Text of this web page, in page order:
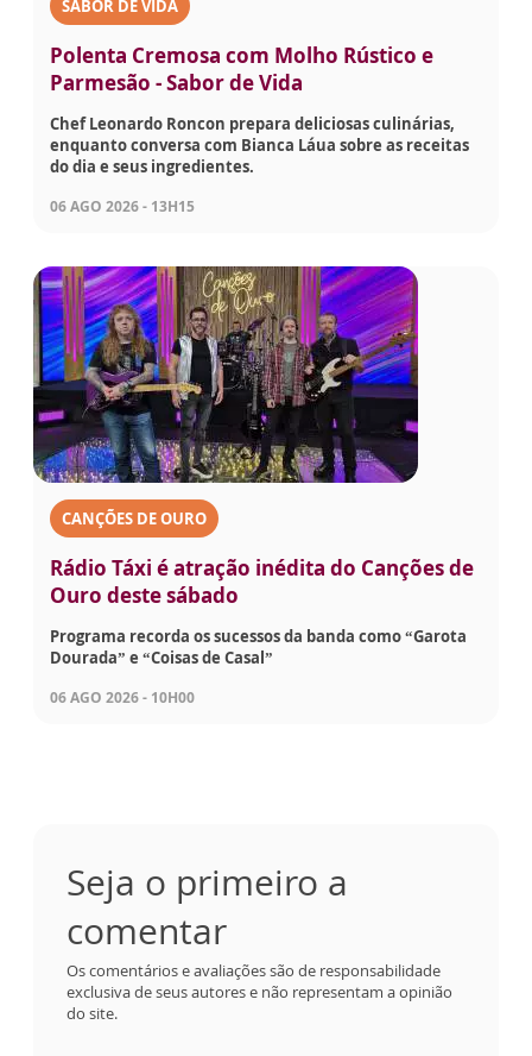
SABOR DE VIDA
Polenta Cremosa com Molho Rústico e
Parmesão - Sabor de Vida
Chef Leonardo Roncon prepara deliciosas culinárias,
enquanto conversa com Bianca Láua sobre as receitas
do dia e seus ingredientes.
06 AGO 2026 - 13H15
CANÇÕES DE OURO
Rádio Táxi é atração inédita do Canções de
Ouro deste sábado
Programa recorda os sucessos da banda como “Garota
Dourada” e “Coisas de Casal”
06 AGO 2026 - 10H00
Seja o primeiro a
comentar
Os comentários e avaliações são de responsabilidade
exclusiva de seus autores e não representam a opinião
do site.